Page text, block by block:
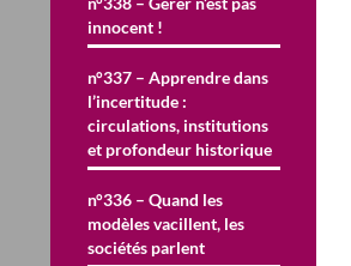
innocent !
n°337 – Apprendre dans
l’incertitude :
circulations, institutions
et profondeur historique
n°336 – Quand les
modèles vacillent, les
sociétés parlent